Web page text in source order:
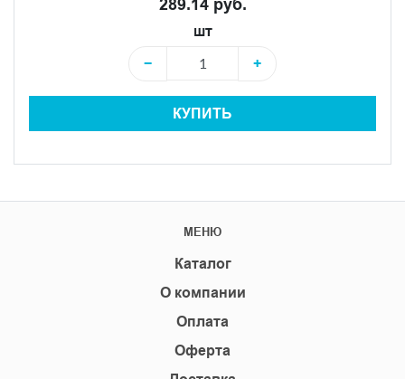
шт
−
+
КУПИТЬ
МЕНЮ
Каталог
О компании
Оплата
Оферта